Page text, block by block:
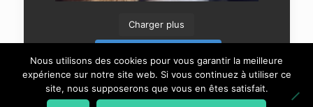
Charger plus
Nous utilisons des cookies pour vous garantir la meilleure
expérience sur notre site web. Si vous continuez à utiliser ce
site, nous supposerons que vous en êtes satisfait.